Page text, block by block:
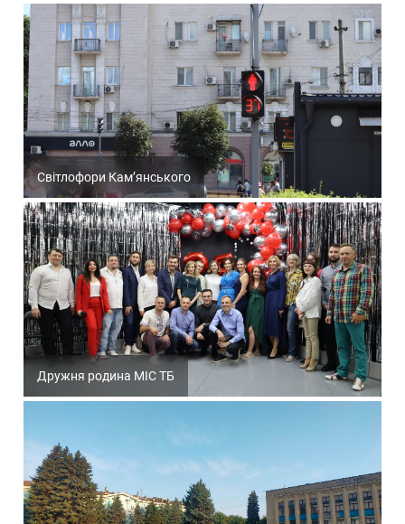
Світлофори Кам’янського
Дружня родина МІС ТБ